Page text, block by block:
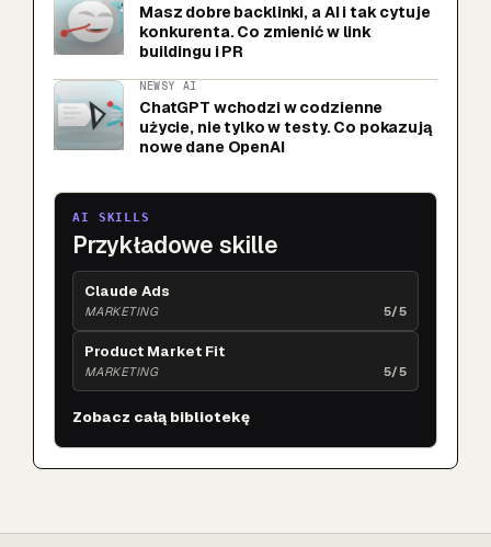
Masz dobre backlinki, a AI i tak cytuje
konkurenta. Co zmienić w link
buildingu i PR
NEWSY AI
ChatGPT wchodzi w codzienne
użycie, nie tylko w testy. Co pokazują
nowe dane OpenAI
AI SKILLS
Przykładowe skille
Claude Ads
MARKETING 5/5
Product Market Fit
MARKETING 5/5
Zobacz całą bibliotekę